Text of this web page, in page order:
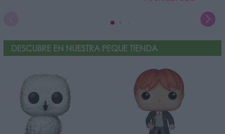
DESCUBRE EN NUESTRA PEQUE TIENDA